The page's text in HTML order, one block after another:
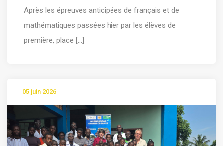
Après les épreuves anticipées de français et de
mathématiques passées hier par les élèves de
première, place [...]
05 juin 2026